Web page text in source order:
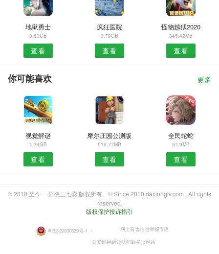
地狱勇士
8.60GB
查看
疯狂医院
3.79GB
查看
怪物越狱2020
345.42MB
查看
你可能喜欢 更多
视觉解谜
1.24GB
查看
摩尔庄园公测版
916.77MB
查看
全民蛇蛇
57.9MB
查看
© 2010 至今 一分快三七彩 版权所有。© Since 2010 daxiongtv.com . All rights
reserved.
版权保护投诉指引
粤B2-20030330号-1 ・
网上有害信息举报专区
公安部网络违法犯罪举报网站